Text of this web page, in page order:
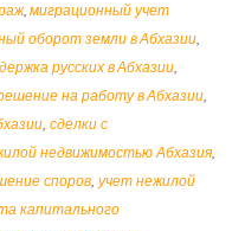
,миграционный учет
оборот земли в Абхазии,
русских в Абхазии,
на работу в Абхазии,
, сделки с
недвижимостью Абхазия,
споров,учет нежилой
капитального